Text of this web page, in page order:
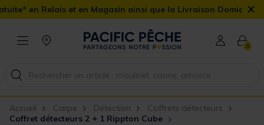
en Magasin ainsi que la Livraison Domicile offerte dès 90€×
0
Accueil Carpe Détection
Coffrets détecteurs
Coffret détecteurs 2 + 1 Rippton Cube